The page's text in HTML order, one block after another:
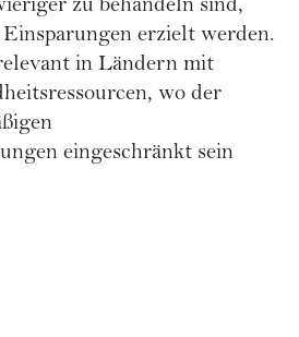
zu behandeln sind,
erzielt werden.
in Ländern mit
wo der
eingeschränkt sein